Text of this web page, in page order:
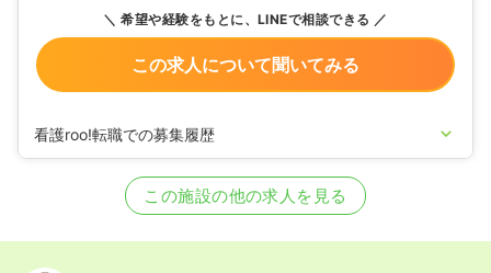
希望や経験をもとに、LINEで相談できる
この求人について聞いてみる
看護roo!転職での募集履歴
この施設の他の求人を見る